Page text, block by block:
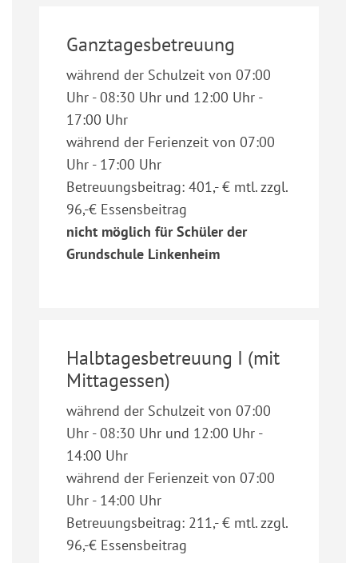
Ganztagesbetreuung
während der Schulzeit von 07:00
Uhr - 08:30 Uhr und 12:00 Uhr -
17:00 Uhr
während der Ferienzeit von 07:00
Uhr - 17:00 Uhr
Betreuungsbeitrag: 401,- € mtl. zzgl.
96,-€ Essensbeitrag
nicht möglich für Schüler der
Grundschule Linkenheim
Halbtagesbetreuung I (mit
Mittagessen)
während der Schulzeit von 07:00
Uhr - 08:30 Uhr und 12:00 Uhr -
14:00 Uhr
während der Ferienzeit von 07:00
Uhr - 14:00 Uhr
Betreuungsbeitrag: 211,- € mtl. zzgl.
96,-€ Essensbeitrag